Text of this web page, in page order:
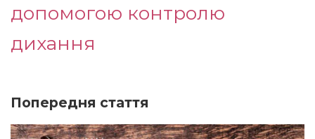
допомогою контролю
дихання
Попередня стаття